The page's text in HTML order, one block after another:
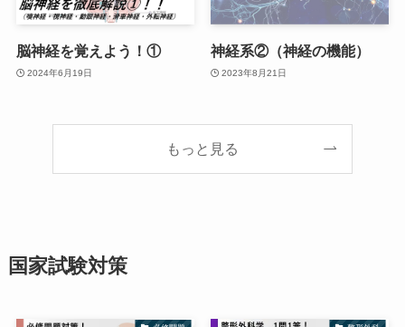
脳神経を覚えよう！①
2024年6月19日
神経系②（神経の機能）
2023年8月21日
もっと見る
国家試験対策